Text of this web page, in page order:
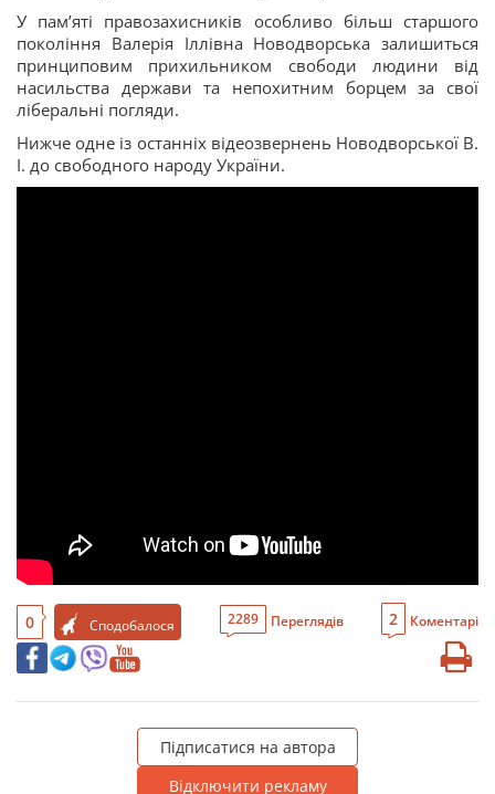
У пам’яті правозахисників особливо більш старшого
покоління Валерія Іллівна Новодворська залишиться
принциповим прихильником свободи людини від
насильства держави та непохитним борцем за свої
ліберальні погляди.
Нижче одне із останніх відеозвернень Новодворської В.
І. до свободного народу України.
0 Сподобалося 2289 Переглядів 2 Коментарі
Підписатися на автора
Відключити рекламу